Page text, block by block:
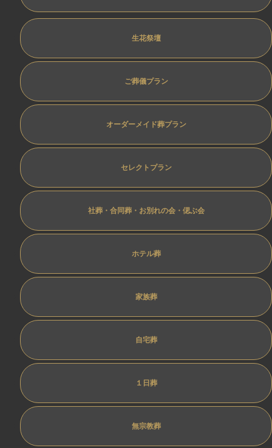
生花祭壇
ご葬儀プラン
オーダーメイド葬プラン
セレクトプラン
社葬・合同葬・お別れの会・偲ぶ会
ホテル葬
家族葬
自宅葬
１日葬
無宗教葬